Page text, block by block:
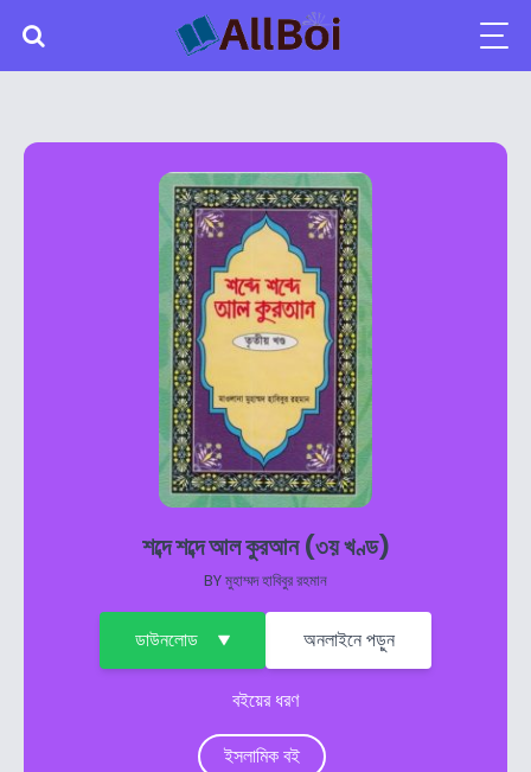
শব্দে শব্দে আল কুরআন (৩য় খণ্ড)
BYমুহাম্মদ হাবিবুর রহমান
ডাউনলোড অনলাইনে পড়ুন
বইয়ের ধরণ
ইসলামিক বই